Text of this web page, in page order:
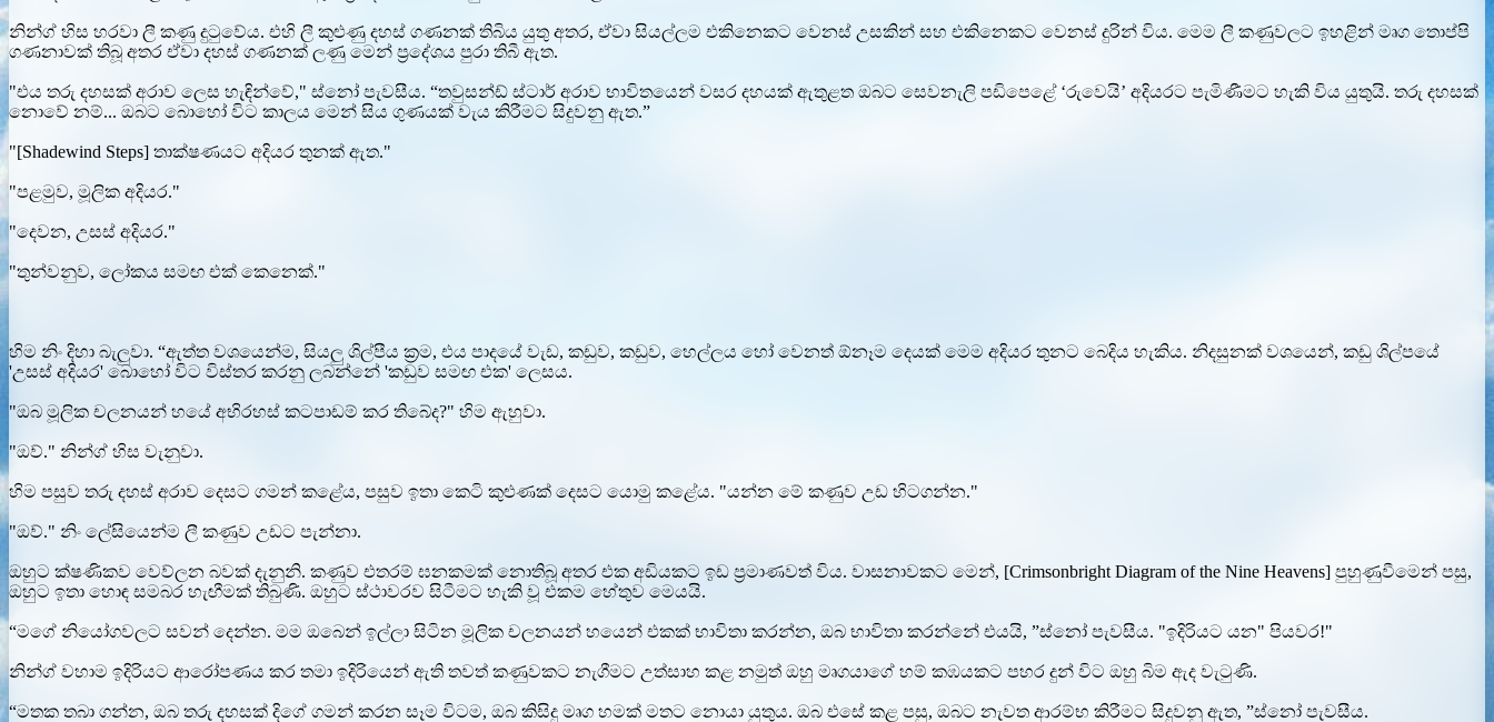
නින්ග් හිස හරවා ලී කණු දුටුවේය. එහි ලී කුළුණු දහස් ගණනක් තිබිය යුතු අතර, ඒවා සියල්ලම එකිනෙකට වෙනස් උසකින් සහ එකිනෙකට වෙනස් දුරින් විය. මෙම ලී කණුවලට ඉහළින් මෘග තොප්පි
ගණනාවක් තිබූ අතර ඒවා දහස් ගණනක් ලණු මෙන් ප්‍රදේශය පුරා තිබී ඇත.
"එය තරු දහසක් අරාව ලෙස හැඳින්වේ," ස්නෝ පැවසීය. “තවුසන්ඩ් ස්ටාර් අරාව භාවිතයෙන් වසර දහයක් ඇතුළත ඔබට සෙවනැලි පඩිපෙළේ ‘රුවෙයි’ අදියරට පැමිණීමට හැකි විය යුතුයි. තරු දහසක්
නොවේ නම්... ඔබට බොහෝ විට කාලය මෙන් සිය ගුණයක් වැය කිරීමට සිදුවනු ඇත.”
"[Shadewind Steps] තාක්ෂණයට අදියර තුනක් ඇත."
"පළමුව, මූලික අදියර."
"දෙවන, උසස් අදියර."
"තුන්වනුව, ලෝකය සමඟ එක් කෙනෙක්."
හිම නිං දිහා බැලුවා. “ඇත්ත වශයෙන්ම, සියලු ශිල්පීය ක්‍රම, එය පාදයේ වැඩ, කඩුව, කඩුව, හෙල්ලය හෝ වෙනත් ඕනෑම දෙයක් මෙම අදියර තුනට බෙදිය හැකිය. නිදසුනක් වශයෙන්, කඩු ශිල්පයේ
'උසස් අදියර' බොහෝ විට විස්තර කරනු ලබන්නේ 'කඩුව සමඟ එක' ලෙසය.
"ඔබ මූලික චලනයන් හයේ අභිරහස් කටපාඩම් කර තිබේද?" හිම ඇහුවා.
"ඔව්." නින්ග් හිස වැනුවා.
හිම පසුව තරු දහස් අරාව දෙසට ගමන් කළේය, පසුව ඉතා කෙටි කුළුණක් දෙසට යොමු කළේය. "යන්න මේ කණුව උඩ හිටගන්න."
"ඔව්." නිං ලේසියෙන්ම ලී කණුව උඩට පැන්නා.
ඔහුට ක්ෂණිකව වෙව්ලන බවක් දැනුනි. කණුව එතරම් ඝනකමක් නොතිබූ අතර එක අඩියකට ඉඩ ප්‍රමාණවත් විය. වාසනාවකට මෙන්, [Crimsonbright Diagram of the Nine Heavens] පුහුණුවීමෙන් පසු,
ඔහුට ඉතා හොඳ සමබර හැඟීමක් තිබුණි. ඔහුට ස්ථාවරව සිටීමට හැකි වූ එකම හේතුව මෙයයි.
“මගේ නියෝගවලට සවන් දෙන්න. මම ඔබෙන් ඉල්ලා සිටින මූලික චලනයන් හයෙන් එකක් භාවිතා කරන්න, ඔබ භාවිතා කරන්නේ එයයි, ”ස්නෝ පැවසීය. "ඉදිරියට යන" පියවර!"
නින්ග් වහාම ඉදිරියට ආරෝපණය කර තමා ඉදිරියෙන් ඇති තවත් කණුවකට නැගීමට උත්සාහ කළ නමුත් ඔහු මෘගයාගේ හම් කඹයකට පහර දුන් විට ඔහු බිම ඇද වැටුණි.
“මතක තබා ගන්න, ඔබ තරු දහසක් දිගේ ගමන් කරන සෑම විටම, ඔබ කිසිදු මෘග හමක් මතට නොයා යුතුය. ඔබ එසේ කළ පසු, ඔබට නැවත ආරම්භ කිරීමට සිදුවනු ඇත, ”ස්නෝ පැවසීය.